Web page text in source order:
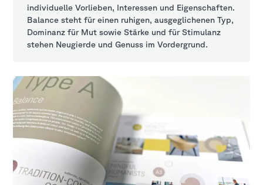
individuelle Vorlieben, Interessen und Eigenschaften.
Balance steht für einen ruhigen, ausgeglichenen Typ,
Dominanz für Mut sowie Stärke und für Stimulanz
stehen Neugierde und Genuss im Vordergrund.